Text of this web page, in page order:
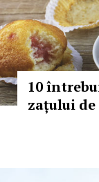
10
zațului de